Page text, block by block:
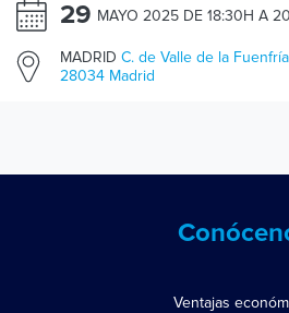
29 MAYO 2025 DE 18:30H A
MADRID C. de Valle de la
28034 Madrid
Ventajas